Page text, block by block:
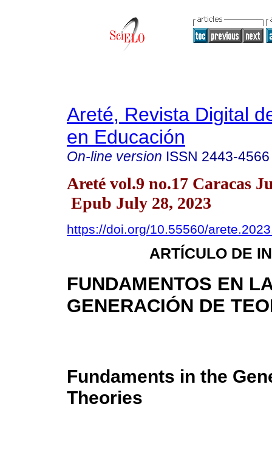
Areté, Revista Digital
en Educación
On-line version ISSN 2443-4566
Areté vol.9 no.17 Caracas
Epub July 28, 2023
https://doi.org/10.55560/
ARTÍCULO DE
FUNDAMENTOS EN
GENERACIÓN DE
Fundaments in the
Theories